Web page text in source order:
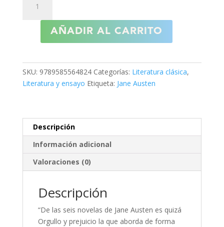
PREJUICIO
AÑADIR AL CARRITO
SKU: 9789585564824 Categorías: Literatura clásica,
Literatura y ensayo Etiqueta: Jane Austen
Descripción
Información adicional
Valoraciones (0)
Descripción
“De las seis novelas de Jane Austen es quizá
Orgullo y prejuicio la que aborda de forma